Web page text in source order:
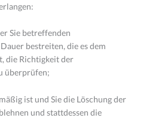
Sie betreffenden
bestreiten, die es dem
die Richtigkeit der
überprüfen;
ist und Sie die Löschung der
und stattdessen die